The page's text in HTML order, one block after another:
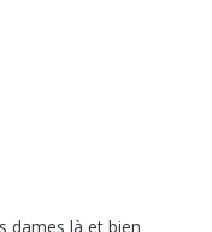
dames là et bien